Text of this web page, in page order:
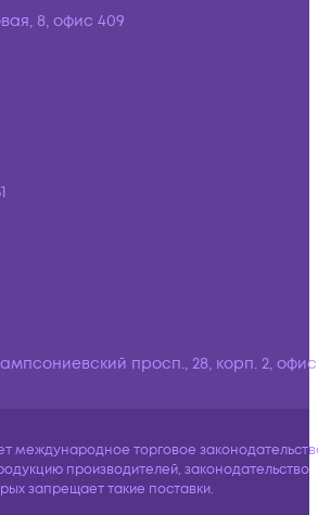
8, офис 409
просп., 28, корп. 2,
международное торговое
производителей, законодательство
запрещает такие поставки.